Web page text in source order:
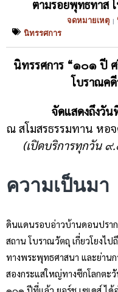
ตามรอยพุทธทาส
จดหมายเหตุ |
นิทรรศการ
นิทรรศการ “๑๐๑ ปี
โบราณค
จัดแสดงถึงวั
ณ สโมสรธรรมทาน ห
(เปิดบริการทุกวัน
ความเป็นมา
ดินแดนรอบอ่าวบ้านดอนปรา
สถาน โบราณวัตถุ เกี่ยวโยงไ
ทางพระพุทธศาสนา และย่าน
สองกระแสใหญ่ทางซีกโลกตะ